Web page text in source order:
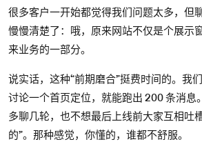
很多客户一开始都觉得我们问题太多，但
慢慢清楚了：哦，原来网站不仅是个展示
来业务的一部分。
说实话，这种“前期磨合”挺费时间的。我
讨论一个首页定位，就能跑出 200 条消息
多聊几轮，也不想最后上线前大家互相吐
的”。那种感觉，你懂的，谁都不舒服。